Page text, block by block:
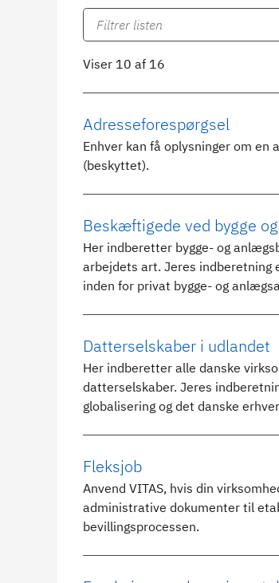
Viser 10 af 16
Adresseforespørgsel
Enhver kan få oplysninger om en
(beskyttet).
Beskæftigede ved bygge
Her indberetter bygge- og
arbejdets art. Jeres indberetning
inden for privat bygge- og
Datterselskaber i udlandet
Her indberetter alle danske
datterselskaber. Jeres
globalisering og det danske
Fleksjob
Anvend VITAS, hvis din
administrative dokumenter til
bevillingsprocessen.